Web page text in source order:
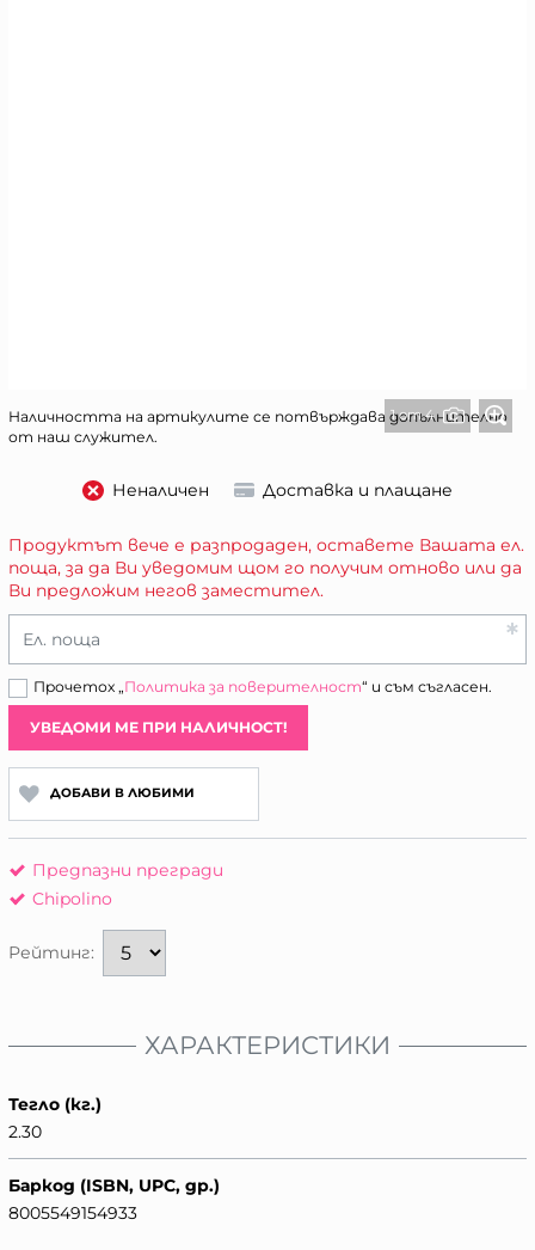
1 от 4
Наличността на артикулите се потвърждава допълнително
от наш служител.
Неналичен Доставка и плащане
Продуктът вече е разпродаден, оставете Вашата ел.
поща, за да Ви уведомим щом го получим отново или да
Ви предложим негов заместител.
Ел. поща
Прочетох „Политика за поверителност“ и съм съгласен.
УВЕДОМИ МЕ ПРИ НАЛИЧНОСТ!
ДОБАВИ В ЛЮБИМИ
Предпазни прегради
Chipolino
Рейтинг:
ХАРАКТЕРИСТИКИ
Тегло (кг.)
2.30
Баркод (ISBN, UPC, др.)
8005549154933